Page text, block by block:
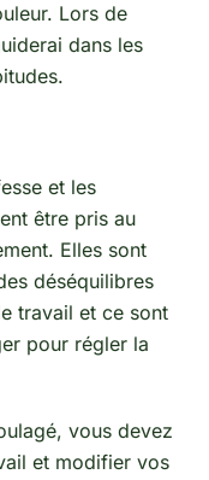
Lors de
dans les
et les
être pris au
Elles sont
déséquilibres
travail et ce sont
pour régler la
vous devez
et modifier vos